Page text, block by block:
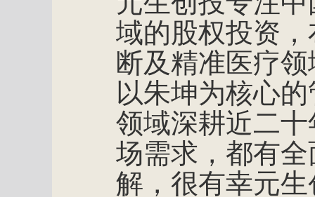
域的股权投资
断及精准医疗
以朱坤为核心
领域深耕近二
场需求，都有
解，很有幸元